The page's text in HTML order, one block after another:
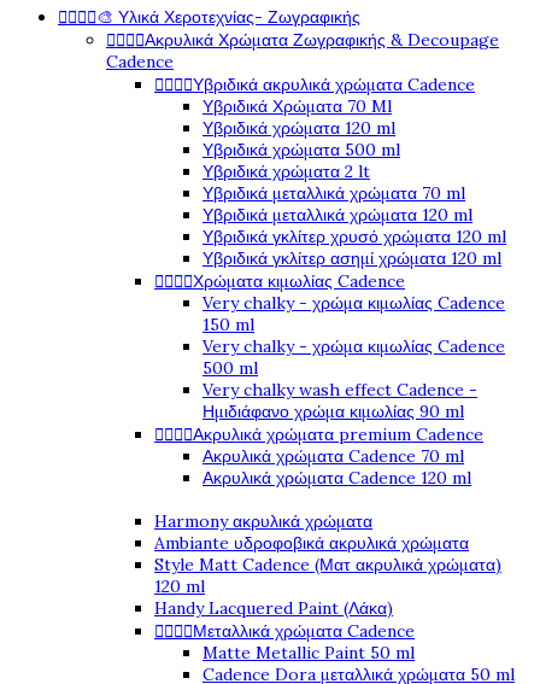
🎨 Υλικά Χεροτεχνίας- Ζωγραφικής
Ακρυλικά Χρώματα Ζωγραφικής & Decoupage
Cadence
Υβριδικά ακρυλικά χρώματα Cadence
Υβριδικά Χρώματα 70 Ml
Υβριδικά χρώματα 120 ml
Υβριδικά χρώματα 500 ml
Υβριδικά χρώματα 2 lt
Υβριδικά μεταλλικά χρώματα 70 ml
Υβριδικά μεταλλικά χρώματα 120 ml
Υβριδικά γκλίτερ χρυσό χρώματα 120 ml
Υβριδικά γκλίτερ ασημί χρώματα 120 ml
Χρώματα κιμωλίας Cadence
Very chalky - χρώμα κιμωλίας Cadence
150 ml
Very chalky - χρώμα κιμωλίας Cadence
500 ml
Very chalky wash effect Cadence -
Ημιδιάφανο χρώμα κιμωλίας 90 ml
Ακρυλικά χρώματα premium Cadence
Ακρυλικά χρώματα Cadence 70 ml
Ακρυλικά χρώματα Cadence 120 ml
Harmony ακρυλικά χρώματα
Ambiante υδροφοβικά ακρυλικά χρώματα
Style Matt Cadence (Ματ ακρυλικά χρώματα)
120 ml
Handy Lacquered Paint (Λάκα)
Μεταλλικά χρώματα Cadence
Matte Metallic Paint 50 ml
Cadence Dora μεταλλικά χρώματα 50 ml